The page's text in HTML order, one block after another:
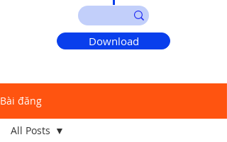
Download
Bài đăng
All Posts